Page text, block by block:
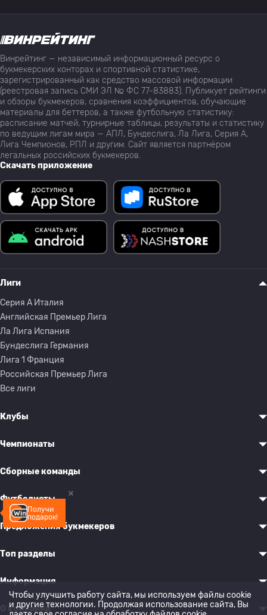
Получи
подарок!
Винрейтинг — независимый информационный ресурс о
букмекерских конторах и спортивной статистике,
зарегистрированный как средство массовой информации
(реестровая запись СМИ ЭЛ № ФС 77-83883). Публикует рейтинги
и обзоры букмекеров, сравнения коэффициентов, обучающие
материалы для беттеров, а также футбольную статистику:
расписание матчей, турнирные таблицы, результаты и статистику
по ведущим лигам мира — АПЛ, Бундеслига, Ла Лига, Серия А,
Лига Чемпионов, РПЛ и другим. Сайт является партнёром
легальных российских букмекеров.
Скачать приложение
Лиги
Серия A Италия
Английская Премьер Лига
Ла Лига Испания
Бундеслига Германия
Лига 1 Франция
Российская Премьер Лига
Все лиги
Клубы
Чемпионаты
Сборные команды
Футболисты
Предложения букмекеров
Топ разделы
Информация
О компании
Чтобы улучшить работу сайта, мы используем файлы cookie
и другие технологии. Продолжая использование сайта, Вы